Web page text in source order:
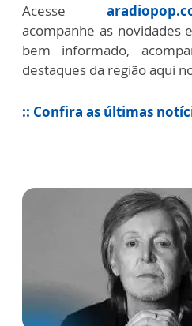
Acesse
acompanhe as novidades
bem informado,
destaques da região aqui
:: Confira as últimas